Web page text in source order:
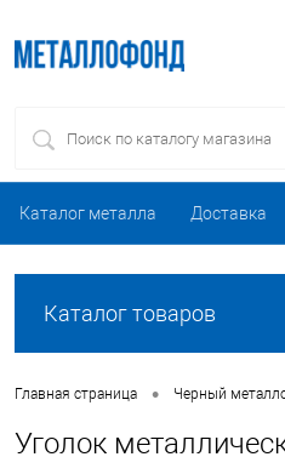
Каталог металла Доставка
Каталог товаров
Главная страница • Черный
Уголок